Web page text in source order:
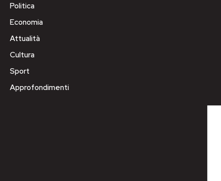
Politica
Economia
Attualità
Cultura
Sport
Approfondimenti